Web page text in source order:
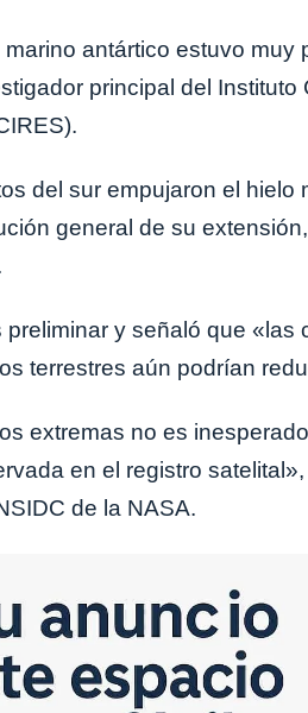
antártico estuvo muy
principal del Instituto
del sur empujaron el hielo
general de su
y señaló que «las
terrestres aún podrían
extremas no es
en el registro
de la NASA.